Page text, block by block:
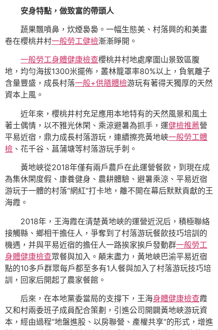
安身特點，做致富的帶頭人
蔬果飄噴鼻，炊煙裊裊。一幅生態美、村落興的和美畫
卷在櫻桃井村一般勞工健檢漸漸睜開。
一般勞工身體健康檢查櫻桃井村地處摩圍山景致區腹
地，均勻海拔1300米擺佈，叢林籠罩率80%以上，負氧離子
含量豐盛，成長村落一般+供膳體檢游玩有著得天獨厚的天然
資本上風。
近年來，櫻桃井村充足應用本地特有的天然風景和風土
著土偶情，以不雅光休閑、乘涼避暑為抓手，運健檢推薦營
平易近宿，鼎力成長村落游玩，連續擦亮黃地峽一般勞工體
檢 、花千谷、菖蒲塘等村落游玩手刺。
黃地峽從2018年僅有兩戶農戶在此運營餐飲，到現在成
為集休閑度假、康養健身、農耕體驗、避暑乘涼、平易近宿
游玩于一體的村落“網紅”打卡地，離不開在幕后默默貢獻的王
海霞。
2018年，王海霞在清楚黃地峽的運營近況后，積極聯絡
接觸縣、鄉相干擔任人，爭奪到了村落游玩餐飲技巧培訓的
機遇，并與平易近宿的擔任人一路挨家挨戶發動群一般勞工
身體健康檢查眾餐與加入。顛末盡力，黃地峽巴渝平易近宿
點的10多戶群眾每戶都至多有1人餐與加入了村落游玩技巧培
訓，回家后開起了農家餐館。
后來，在本地黨委當局的支撐下，王海身體健康檢查霞
又和村兩委班子成員配合策劃，引進公司開闢黃地峽游玩資
本，經由過程“地盤進股、以房聯營、產權共享”的形式，增進